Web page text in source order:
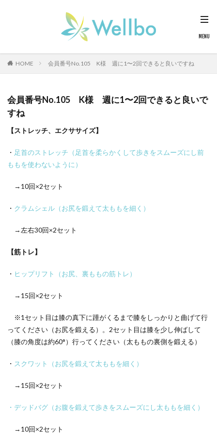
HOME 会員番号No.105 K様 週に1〜2回できると良いですね
会員番号No.105 K様 週に1〜2回できると良いで
すね
【ストレッチ、エクササイズ】
・ 足首のストレッチ（足首を柔らかくして歩きをスムーズにし前
ももを使わないように）
→10回×2セット
・ クラムシェル（お尻を鍛えて太ももを細く）
→左右30回×2セット
【筋トレ】
・ ヒップリフト（お尻、裏ももの筋トレ）
→15回×2セット
※1セット目は膝の真下に踵がくるまで膝をしっかりと曲げて行
ってください（お尻を鍛える）。2セット目は膝を少し伸ばして
（膝の角度は約60°）行ってください（太ももの裏側を鍛える）
・ スクワット（お尻を鍛えて太ももを細く）
→15回×2セット
・ デッドバグ（お腹を鍛えて歩きをスムーズにし太ももを細く）
→10回×2セット